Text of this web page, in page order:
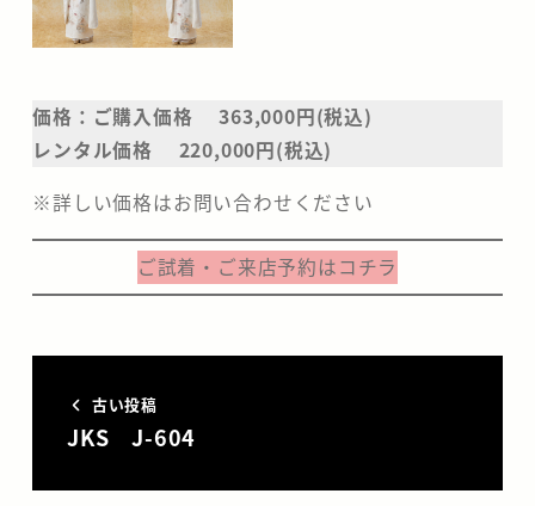
価格：ご購入価格 363,000円(税込)
レンタル価格 220,000円(税込)
※詳しい価格はお問い合わせください
ご試着・ご来店予約はコチラ
古い投稿
JKS J-604